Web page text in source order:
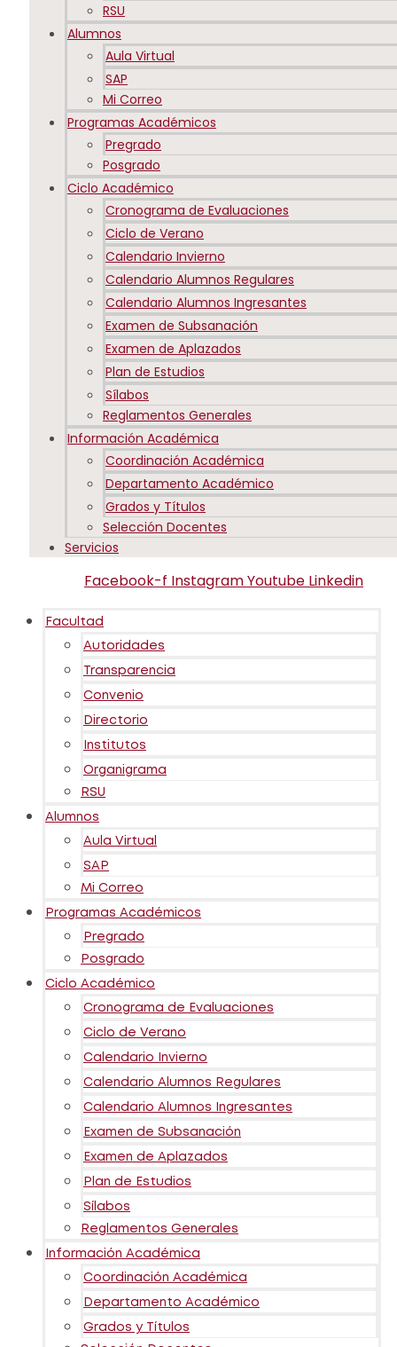
RSU
Alumnos
Aula Virtual
SAP
Mi Correo
Programas Académicos
Pregrado
Posgrado
Ciclo Académico
Cronograma de Evaluaciones
Ciclo de Verano
Calendario Invierno
Calendario Alumnos Regulares
Calendario Alumnos Ingresantes
Examen de Subsanación
Examen de Aplazados
Plan de Estudios
Sílabos
Reglamentos Generales
Información Académica
Coordinación Académica
Departamento Académico
Grados y Títulos
Selección Docentes
Servicios
Facebook-f InstagramYoutube Linkedin
Facultad
Autoridades
Transparencia
Convenio
Directorio
Institutos
Organigrama
RSU
Alumnos
Aula Virtual
SAP
Mi Correo
Programas Académicos
Pregrado
Posgrado
Ciclo Académico
Cronograma de Evaluaciones
Ciclo de Verano
Calendario Invierno
Calendario Alumnos Regulares
Calendario Alumnos Ingresantes
Examen de Subsanación
Examen de Aplazados
Plan de Estudios
Sílabos
Reglamentos Generales
Información Académica
Coordinación Académica
Departamento Académico
Grados y Títulos